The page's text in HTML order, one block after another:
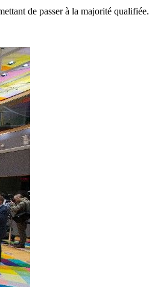
de passer à la majorité qualifiée.